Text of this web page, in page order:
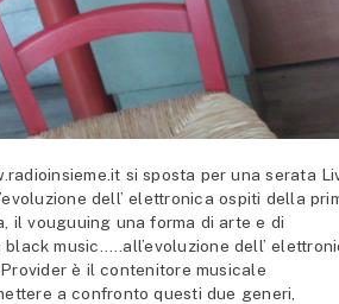
si sposta per una serata
dell’ elettronica ospiti della
il vouguuing una forma di arte e di
music…..all’evoluzione dell’
è il contenitore musicale
a confronto questi due generi,